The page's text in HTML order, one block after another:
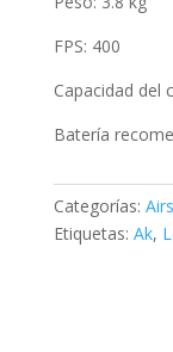
FPS: 400
Capacidad del
Batería
Categorías:
Etiquetas: Ak,